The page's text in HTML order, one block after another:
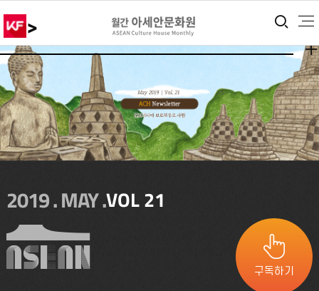
> 통
2019 . MAY .VOL 21
구독하기
더보기